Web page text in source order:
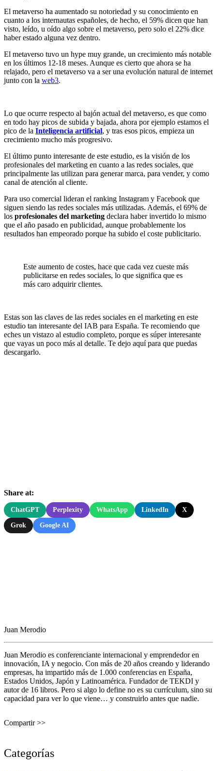
El metaverso ha aumentado su notoriedad y su conocimiento en
cuanto a los internautas españoles, de hecho, el 59% dicen que han
visto, leído, u oído algo sobre el metaverso, pero solo el 22% dice
haber estado alguna vez dentro.
El metaverso tuvo un hype muy grande, un crecimiento más notable
en los últimos 12-18 meses. Aunque es cierto que ahora se ha
relajado, pero el metaverso va a ser una evolución natural de internet
junto con la web3.
Lo que ocurre respecto al bajón actual del metaverso, es que como
en todo hay picos de subida y bajada, ahora por ejemplo estamos el
pico de la Inteligencia artificial, y tras esos picos, empieza un
crecimiento mucho más progresivo.
El último punto interesante de este estudio, es la visión de los
profesionales del marketing en cuanto a las redes sociales, que
principalmente las utilizan para generar marca, para vender, y como
canal de atención al cliente.
Para uso comercial lideran el ranking Instagram y Facebook que
siguen siendo las redes sociales más utilizadas. Además, el 69% de
los profesionales del marketing declara haber invertido lo mismo
que el año pasado en publicidad, aunque probablemente los
resultados han empeorado porque ha subido el coste publicitario.
Este aumento de costes, hace que cada vez cueste más
publicitarse en redes sociales, lo que significa que es
más caro adquirir clientes.
Estas son las claves de las redes sociales en el marketing en este
estudio tan interesante del IAB para España. Te recomiendo que
eches un vistazo al estudio completo, porque es súper interesante
que vayas un poco más al detalle. Te dejo aquí para que puedas
descargarlo.
Share at:
ChatGPT Perplexity WhatsApp LinkedIn X
Grok Google AI
Juan Merodio
Juan Merodio es conferenciante internacional y emprendedor en
innovación, IA y negocio. Con más de 20 años creando y liderando
empresas, ha impartido más de 1.000 conferencias en España,
Estados Unidos, Japón y Latinoamérica. Fundador de TEKDI y
autor de 16 libros. Pero si algo lo define no es su currículum, sino su
capacidad para ver lo que viene… y construirlo antes que nadie.
Compartir >>
Categorías